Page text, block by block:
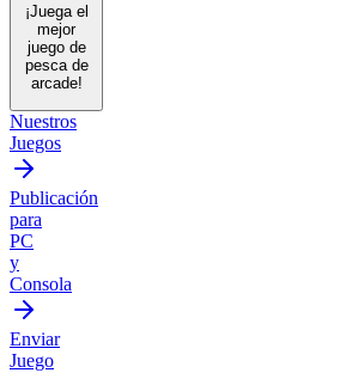
¡Juega el
mejor
juego de
pesca de
arcade!
Nuestros
Juegos
Publicación
para
PC
y
Consola
Enviar
Juego